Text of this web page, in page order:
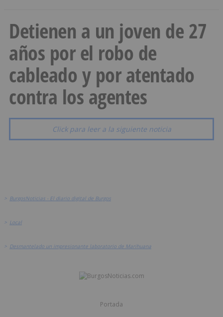
Detienen a un joven de 27
años por el robo de
cableado y por atentado
contra los agentes
Click para leer a la siguiente noticia
> BurgosNoticias - El diario digital de Burgos
> Local
> Desmantelado un impresionante laboratorio de Marihuana
Portada